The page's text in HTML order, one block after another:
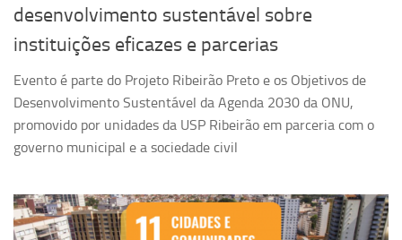
Evandro Eduardo Seron Ruiz
Fabiana Cristina Severi (FDRP)
Fernando de Lima Caneppele
Geciane Silveira Porto
Maria Paula Costa Bertran
Professores Seniores Encerrados
Institucional
desenvolvimento sustentável sobre
instituições eficazes e parcerias
Evento é parte do Projeto Ribeirão Preto e os Objetivos de
Desenvolvimento Sustentável da Agenda 2030 da ONU,
promovido por unidades da USP Ribeirão em parceria com o
governo municipal e a sociedade civil